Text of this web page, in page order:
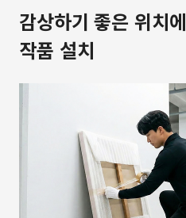
감상하기 좋은 위치에
작품 설치